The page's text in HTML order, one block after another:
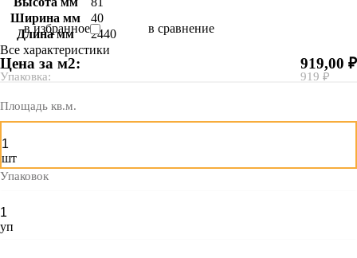
Ширина мм
40
Длина мм
2440
Все характеристики
в избранное в сравнение
Цена за м2:
Упаковка:
919,00 ₽
919 ₽
Площадь кв.м.
шт
Упаковок
уп